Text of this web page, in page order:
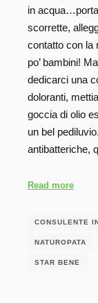
in
scorrette,
contatto con la
po’ bambini!
dedicarci una
doloranti,
goccia di olio
un bel
antibatteriche,
Read more
CONSULENTE
NATUROPATA
STAR BENE